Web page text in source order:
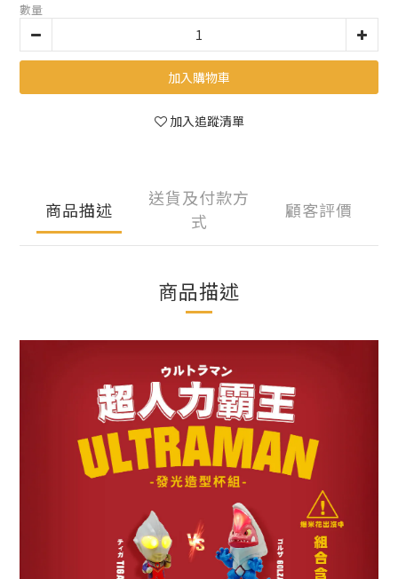
數量
加入購物車
加入追蹤清單
商品描述
送貨及付款方
式
顧客評價
商品描述